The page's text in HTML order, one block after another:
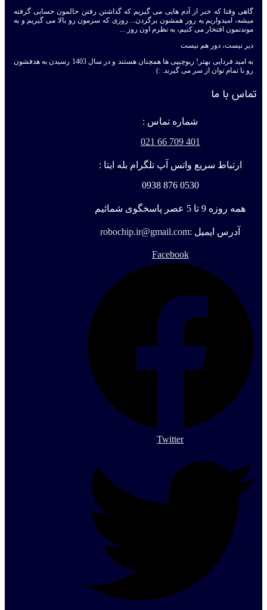
گاهی وقتا که خبر از آدم هایی می گیریم که گذاشتن رفتن حالمون حسابی گرفته
میشه، امیدواریم یه روز همشون برگردن... روزی که سرمون رو بالا می گیریم و به
موندنمون افتخار می کنیم، به نظرم اون روز ...
دیر نیست، دور هم نیست
به امید فردایی بهتر! ربوچیپی ها همچنان هستند و در سال 1403 رسیدن به هدفشون
رو با تمام توان از سر می گیرند. :)
تماس با ما
شماره تماس :
401 709 66 021
ارتباط سریع واتس آپ تلگرام بله ایتا :
0530 876 0938
همه روزه 9 تا 5 عصر پاسخگوی شمائیم
آدرس ایمیل :robochip.ir@gmail.com
Facebook
Twitter